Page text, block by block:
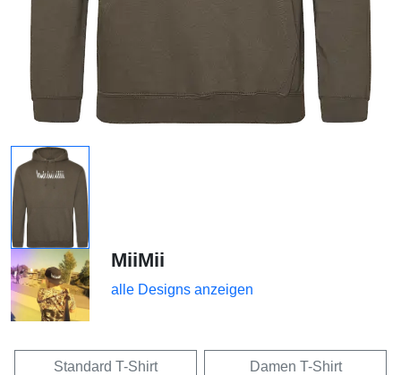
MiiMii
alle Designs anzeigen
Standard T-Shirt Damen T-Shirt